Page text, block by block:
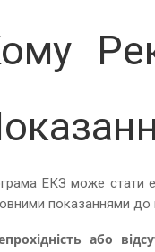
ЕКЗ може стати
показаннями до
або